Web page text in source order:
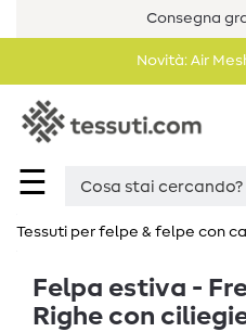
Consegna
Novità: Air
☰
Tessuti per felpe & felpe con
Felpa estiva -
Righe con